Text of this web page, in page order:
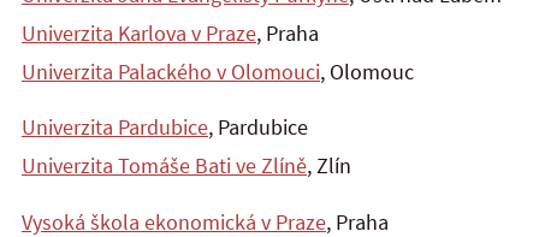
Univerzita Karlova v Praze, Praha
Univerzita Palackého v Olomouci, Olomouc
Univerzita Pardubice, Pardubice
Univerzita Tomáše Bati ve Zlíně, Zlín
Vysoká škola ekonomická v Praze, Praha